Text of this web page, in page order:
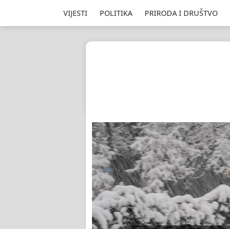
VIJESTI POLITIKA PRIRODA I DRUŠTVO